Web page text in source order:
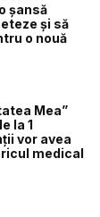
șansă
și să
o nouă
Mea”
la 1
vor avea
medical